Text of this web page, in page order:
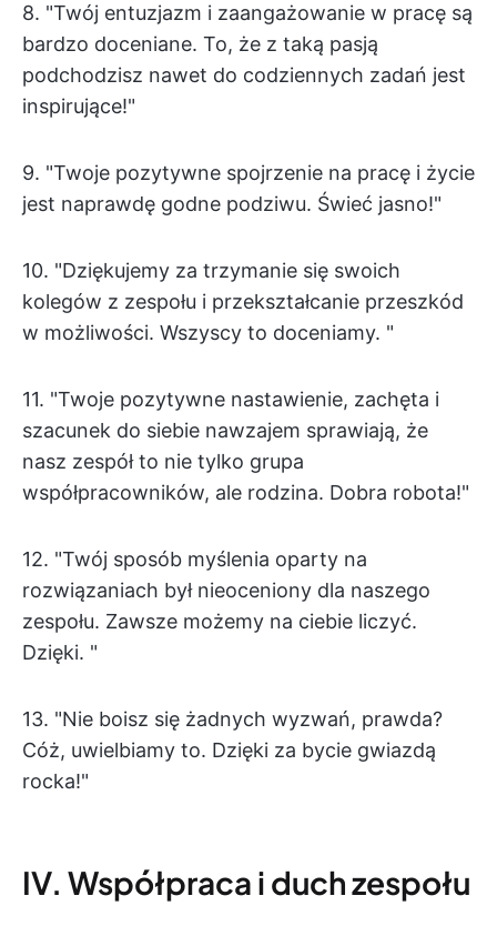
8. "Twój entuzjazm i zaangażowanie w pracę są
bardzo doceniane. To, że z taką pasją
podchodzisz nawet do codziennych zadań jest
inspirujące!"
9. "Twoje pozytywne spojrzenie na pracę i życie
jest naprawdę godne podziwu. Świeć jasno!"
10. "Dziękujemy za trzymanie się swoich
kolegów z zespołu i przekształcanie przeszkód
w możliwości. Wszyscy to doceniamy. "
11. "Twoje pozytywne nastawienie, zachęta i
szacunek do siebie nawzajem sprawiają, że
nasz zespół to nie tylko grupa
współpracowników, ale rodzina. Dobra robota!"
12. "Twój sposób myślenia oparty na
rozwiązaniach był nieoceniony dla naszego
zespołu. Zawsze możemy na ciebie liczyć.
Dzięki. "
13. "Nie boisz się żadnych wyzwań, prawda?
Cóż, uwielbiamy to. Dzięki za bycie gwiazdą
rocka!"
IV. Współpraca i duch zespołu